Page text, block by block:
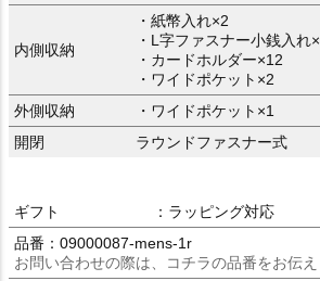
内側収納
・紙幣入れ×2
・L字ファスナー小銭入れ
・カードホルダー×12
・ワイドポケット×2
外側収納
・ワイドポケット×1
開閉
ラウンドファスナー式
ギフト
：ラッピング対応
品番：09000087-mens-1r
お問い合わせの際は、コチラの品番をお伝